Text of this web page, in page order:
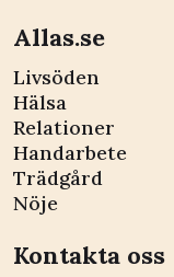
Allas.se
Livsöden
Hälsa
Relationer
Handarbete
Trädgård
Nöje
Kontakta oss